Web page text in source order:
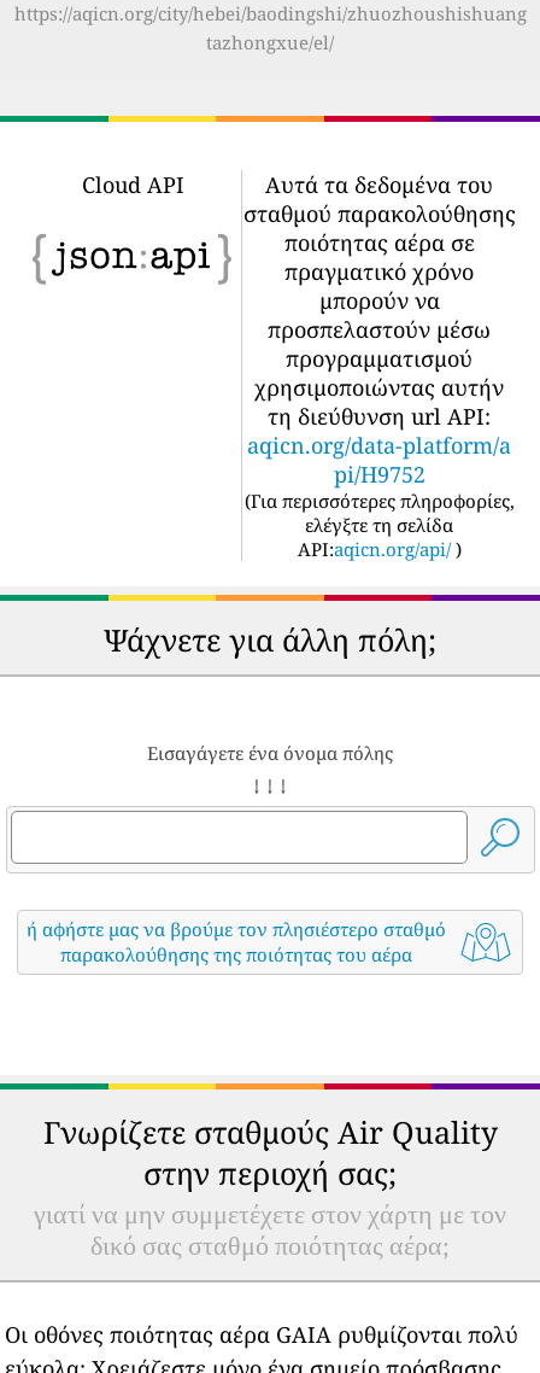
https://aqicn.org/city/hebei/baodingshi/zhuozhoushishuang
tazhongxue/el/
Cloud API
Αυτά τα δεδομένα του
σταθμού παρακολούθησης
ποιότητας αέρα σε
πραγματικό χρόνο
μπορούν να
προσπελαστούν μέσω
προγραμματισμού
χρησιμοποιώντας αυτήν
τη διεύθυνση url API:
aqicn.org/data-platform/a
pi/H9752
(Για περισσότερες πληροφορίες,
ελέγξτε τη σελίδα
API:aqicn.org/api/ )
Ψάχνετε για άλλη πόλη;
Εισαγάγετε ένα όνομα πόλης
↓ ↓ ↓
ή αφήστε μας να βρούμε τον πλησιέστερο σταθμό
παρακολούθησης της ποιότητας του αέρα
Γνωρίζετε σταθμούς Air Quality
στην περιοχή σας;
γιατί να μην συμμετέχετε στον χάρτη με τον
δικό σας σταθμό ποιότητας αέρα;
Οι οθόνες ποιότητας αέρα GAIA ρυθμίζονται πολύ